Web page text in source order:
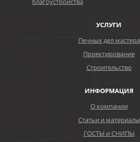
УСЛУГИ
Печных дел мастера
Проектирование
Строительство
ИНФОРМАЦИЯ
О компании
Статьи и материалы
ГОСТЫ и СНИПЫ